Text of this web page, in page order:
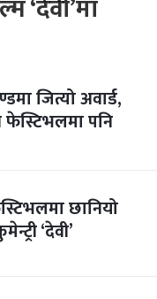
‘देवी’मा
जित्यो अवार्ड,
फेस्टिभलमा पनि
छानियो
‘देवी’